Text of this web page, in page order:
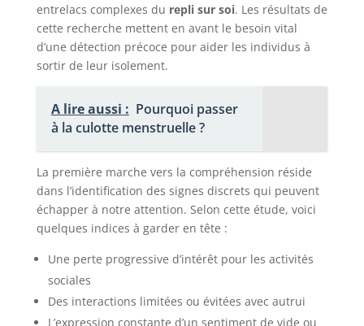
entrelacs complexes du repli sur soi. Les résultats de
cette recherche mettent en avant le besoin vital
d’une détection précoce pour aider les individus à
sortir de leur isolement.
A lire aussi : Pourquoi passer
à la culotte menstruelle ?
La première marche vers la compréhension réside
dans l’identification des signes discrets qui peuvent
échapper à notre attention. Selon cette étude, voici
quelques indices à garder en tête :
Une perte progressive d’intérêt pour les activités
sociales
Des interactions limitées ou évitées avec autrui
L’expression constante d’un sentiment de vide ou